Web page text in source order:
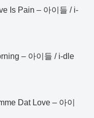
Is Pain – 아이들 / i-
– 아이들 / i-dle
Dat Love – 아이